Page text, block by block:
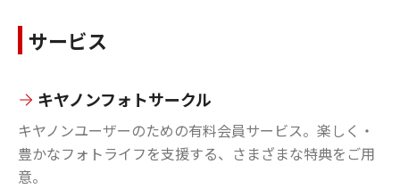
サービス
キヤノンフォトサークル
キヤノンユーザーのための有料会員サービス。楽しく・
豊かなフォトライフを支援する、さまざまな特典をご用
意。